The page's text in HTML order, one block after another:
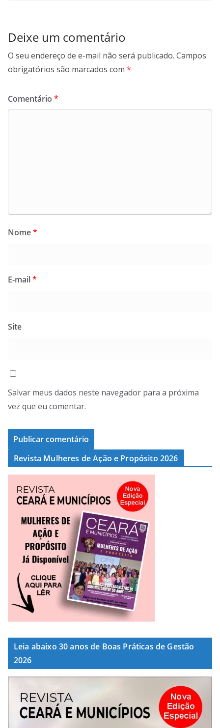
Deixe um comentário
O seu endereço de e-mail não será publicado. Campos
obrigatórios são marcados com *
Comentário *
Nome*
E-mail*
Site
Salvar meus dados neste navegador para a próxima
vez que eu comentar.
Revista Mulheres de Ação e Propósito 2026
Leia abaixo 30 anos de Boas Práticas de Gestão
2026